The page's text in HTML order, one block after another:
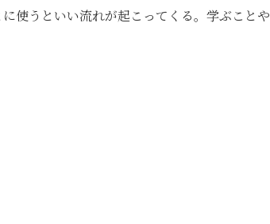
使うといい流れが起こってくる。学ぶことや